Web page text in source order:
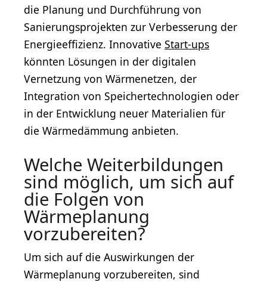
die Planung und Durchführung von
Sanierungsprojekten zur Verbesserung der
Energieeffizienz. Innovative Start-ups
könnten Lösungen in der digitalen
Vernetzung von Wärmenetzen, der
Integration von Speichertechnologien oder
in der Entwicklung neuer Materialien für
die Wärmedämmung anbieten.
Welche Weiterbildungen
sind möglich, um sich auf
die Folgen von
Wärmeplanung
vorzubereiten?
Um sich auf die Auswirkungen der
Wärmeplanung vorzubereiten, sind